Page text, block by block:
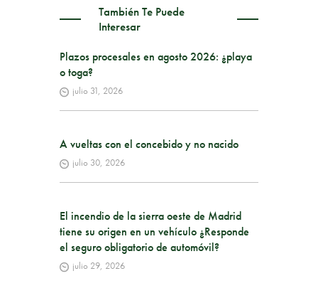
También Te Puede
Interesar
Plazos procesales en agosto 2026: ¿playa
o toga?
julio 31, 2026
A vueltas con el concebido y no nacido
julio 30, 2026
El incendio de la sierra oeste de Madrid
tiene su origen en un vehículo ¿Responde
el seguro obligatorio de automóvil?
julio 29, 2026